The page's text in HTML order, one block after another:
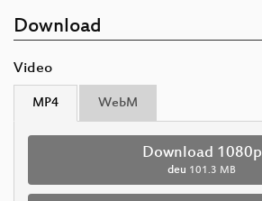
Download
Video
MP4 WebM
Download 1080p
deu 101.3 MB